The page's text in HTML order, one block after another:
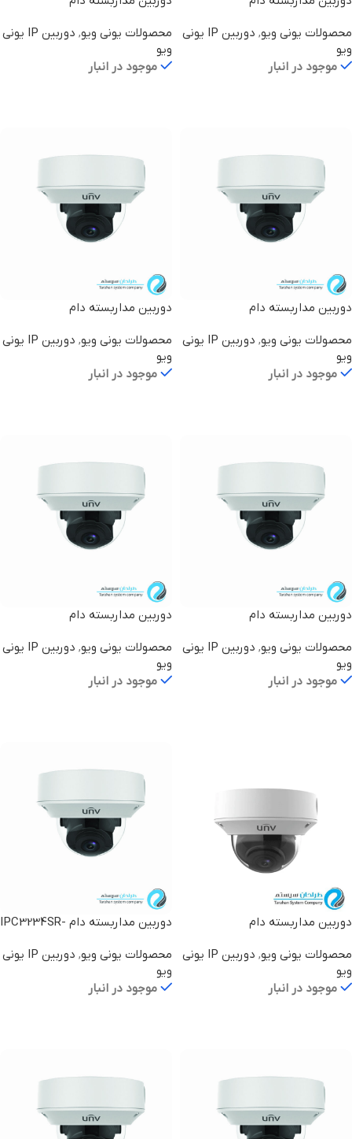
محصولات یونی ویو,
دوربین IP یونی
ویو
موجود در انبار
محصولات یونی ویو,
دوربین IP یونی
ویو
موجود در انبار
دوربین مداربسته دام
محصولات یونی ویو,
دوربین IP یونی
ویو
موجود در انبار
دوربین مداربسته دام
محصولات یونی ویو,
دوربین IP یونی
ویو
موجود در انبار
دوربین مداربسته دام
محصولات یونی ویو,
دوربین IP یونی
ویو
موجود در انبار
دوربین مداربسته دام
محصولات یونی ویو,
دوربین IP یونی
ویو
موجود در انبار
دوربین مداربسته دام
محصولات یونی ویو,
دوربین IP یونی
ویو
موجود در انبار
دوربین مداربسته دام IPC3234SR-
محصولات یونی ویو,
دوربین IP یونی
ویو
موجود در انبار